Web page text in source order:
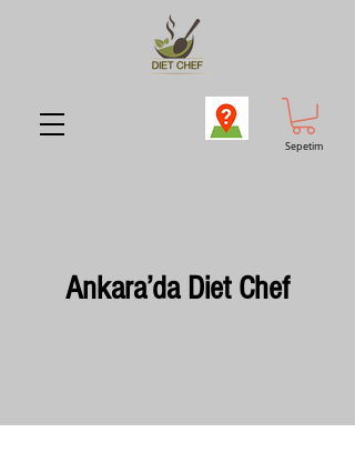
Sepetim
Ankara’da Diet Chef